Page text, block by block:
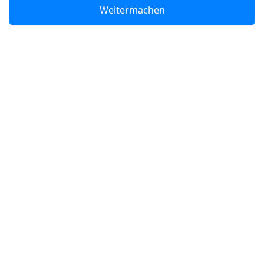
Weitermachen